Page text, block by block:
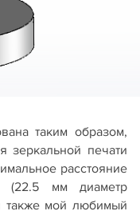
таким образом,
зеркальной печати
расстояние
мм диаметр
также мой любимый